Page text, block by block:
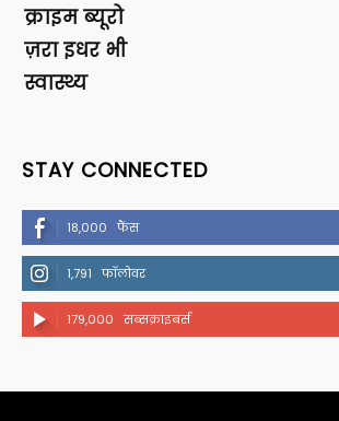
क्राइम ब्यूरो
ज़रा इधर भी
स्वास्थ्य
STAY CONNECTED
18,000 फैंस
1,791 फॉलोवर
179,000 सब्सक्राइबर्स